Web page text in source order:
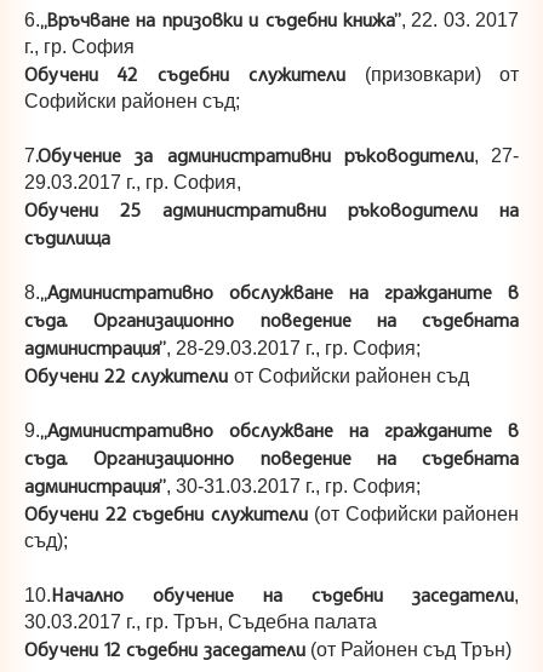
6.„Връчване на призовки и съдебни книжа”, 22. 03. 2017
г., гр. София
Обучени 42 съдебни служители
(призовкари) от
Софийски районен съд;
7.Обучение за административни ръководители, 27-
29.03.2017 г., гр. София,
Обучени 25 административни ръководители на
съдилища
8.„Административно обслужване на гражданите в
съда. Организационно поведение на съдебната
администрация”, 28-29.03.2017 г., гр. София;
Обучени 22 служители от Софийски районен съд
9.„Административно обслужване на гражданите в
съда. Организационно поведение на съдебната
администрация”, 30-31.03.2017 г., гр. София;
Обучени 22 съдебни служители (от Софийски районен
съд);
10.Начално обучение на съдебни заседатели,
30.03.2017 г., гр. Трън, Съдебна палата
Обучени 12 съдебни заседатели (от Районен съд Трън)